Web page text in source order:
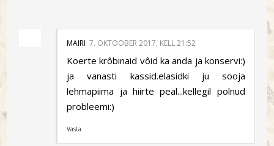
MAIRI 7. OKTOOBER 2017, KELL 21:52
Koerte krôbinaid vôid ka anda ja konservi:)
ja vanasti kassid.elasidki ju sooja
lehmapiima ja hiirte peal...kellegil polnud
probleemi:)
Vasta